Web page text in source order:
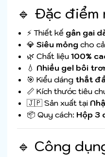
🔹 Đặc
⚡ Thiết kế gân gai
💎 Siêu mỏng cho
🌿 Chất liệu 100%
💧 Nhiều gel bôi
🎯 Kiểu dáng thắt
📏 Kích thước tiêu
🇯🇵 Sản xuất tại
📦 Quy cách: Hộp 3
🔹 Công